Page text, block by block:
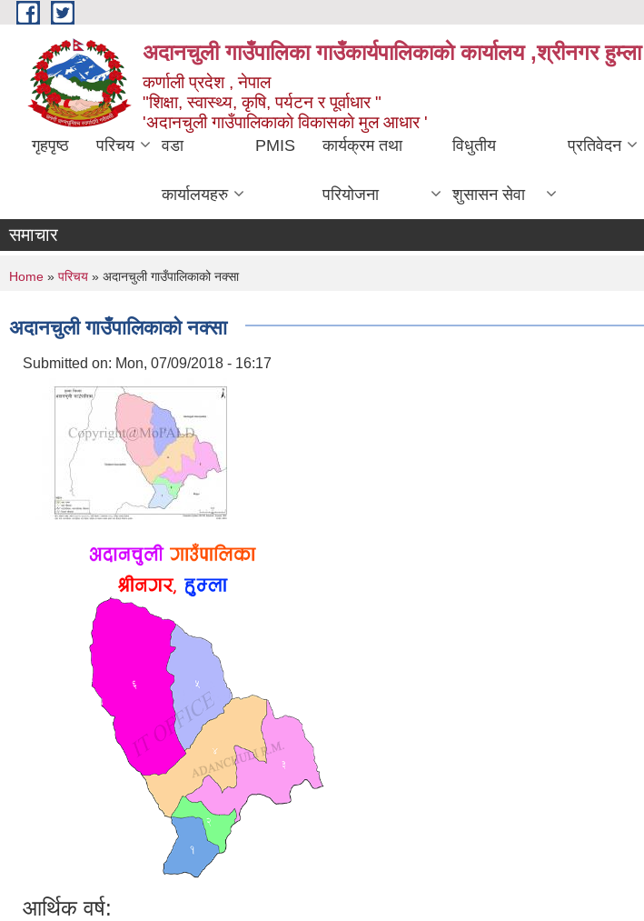
Skip to main content
अदानचुली गाउँपालिका गाउँकार्यपालिकाकाे कार्यालय ,श्रीनगर हुम्ला
कर्णाली प्रदेश , नेपाल
"शिक्षा, स्वास्थ्य, कृषि, पर्यटन र पूर्वाधार "
'अदानचुली गाउँपालिकाकाे विकासकाे मुल आधार '
गृहपृष्ठ परिचय वडा
कार्यालयहरु
PMIS कार्यक्रम तथा
परियोजना
विधुतीय
शुसासन सेवा
प्रतिवेदन
समाचार
You are here
Home » परिचय » अदानचुली गाउँपालिकाको नक्सा
अदानचुली गाउँपालिकाको नक्सा
Submitted on: Mon, 07/09/2018 - 16:17
आर्थिक वर्ष: